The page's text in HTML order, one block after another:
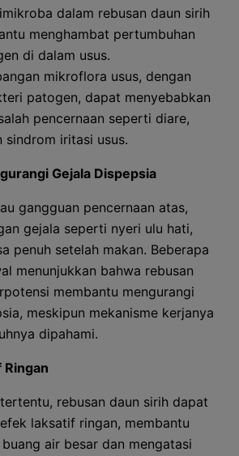
dalam rebusan daun sirih
menghambat pertumbuhan
di dalam usus.
mikroflora usus, dengan
patogen, dapat menyebabkan
pencernaan seperti diare,
sindrom iritasi usus.
Gejala Dispepsia
gangguan pencernaan atas,
gejala seperti nyeri ulu hati,
penuh setelah makan. Beberapa
menunjukkan bahwa rebusan
membantu mengurangi
meskipun mekanisme kerjanya
dipahami.
Ringan
rebusan daun sirih dapat
laksatif ringan, membantu
air besar dan mengatasi